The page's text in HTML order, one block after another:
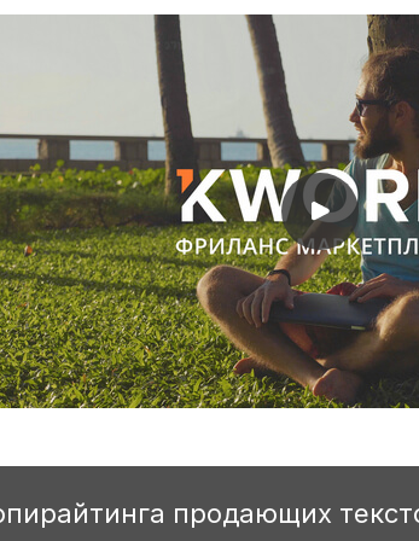
продающих